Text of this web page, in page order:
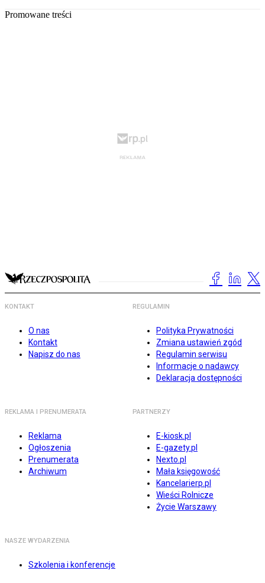
Promowane treści
KONTAKT
O nas
Kontakt
Napisz do nas
REGULAMIN
Polityka Prywatności
Zmiana ustawień zgód
Regulamin serwisu
Informacje o nadawcy
Deklaracja dostępności
REKLAMA I PRENUMERATA
Reklama
Ogłoszenia
Prenumerata
Archiwum
PARTNERZY
E-kiosk.pl
E-gazety.pl
Nexto.pl
Mała księgowość
Kancelarierp.pl
Wieści Rolnicze
Życie Warszawy
NASZE WYDARZENIA
Szkolenia i konferencje